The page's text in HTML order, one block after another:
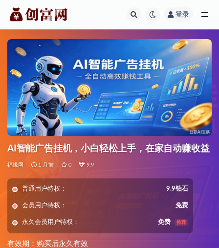
登录
AI智能广告挂机，小白轻松上手，在家自动赚收益
福缘网 1 月前 0 9.9
普通用户特权： 9.9钻石
会员用户特权： 免费
永久会员用户特权： 免费 推荐
有效期：购买后永久有效